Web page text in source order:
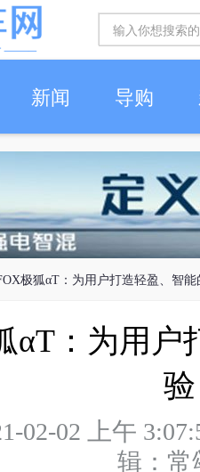
新闻 导购
极狐αT：为用户打造轻盈、智
αT：为用
验
02-02 上午
辑：